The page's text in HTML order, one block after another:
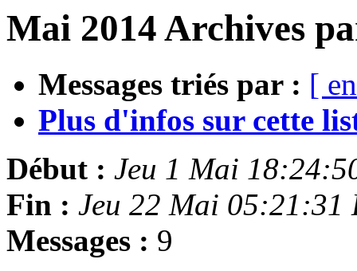
Mai 2014 Archives
Messages triés par : [
Plus d'infos sur cette
Début : Jeu 1 Mai
Fin : Jeu 22 Mai 05:21:31
Messages : 9